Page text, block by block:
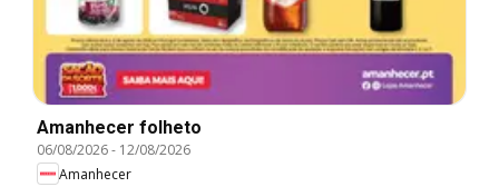
Amanhecer folheto
06/08/2026- 12/08/2026
Amanhecer